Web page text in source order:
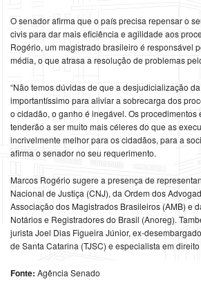
O senador afirma que o país precisa repensar o
civis para dar mais eficiência e agilidade aos
Rogério, um magistrado brasileiro é responsável
média, o que atrasa a resolução de problemas
“Não temos dúvidas de que a desjudicialização
importantíssimo para aliviar a sobrecarga dos
o cidadão, o ganho é inegável. Os procedimentos
tenderão a ser muito mais céleres do que as
incrivelmente melhor para os cidadãos, para a
afirma o senador no seu requerimento.
Marcos Rogério sugere a presença de
Nacional de Justiça (CNJ), da Ordem dos
Associação dos Magistrados Brasileiros (AMB) e
Notários e Registradores do Brasil (Anoreg).
jurista Joel Dias Figueira Júnior, ex-
de Santa Catarina (TJSC) e especialista em
Fonte: Agência Senado